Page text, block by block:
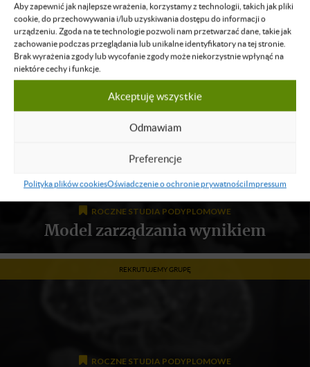
Aby zapewnić jak najlepsze wrażenia, korzystamy z technologii, takich jak pliki
cookie, do przechowywania i/lub uzyskiwania dostępu do informacji o
urządzeniu. Zgoda na te technologie pozwoli nam przetwarzać dane, takie jak
zachowanie podczas przeglądania lub unikalne identyfikatory na tej stronie.
Brak wyrażenia zgody lub wycofanie zgody może niekorzystnie wpłynąć na
niektóre cechy i funkcje.
Akceptuję wszystkie
Odmawiam
Preferencje
Polityka plików cookiesOświadczenie o ochronie prywatnościImpressum
KIERUNEK BIZNES I PRZEDSIĘBIORCZOŚĆ
Studia Magisterskie
ROCZNE STUDIA PODYPLOMOWE
Model zarządzania wynikiem
REKRUTUJEMY GRUPĘ
ROCZNE STUDIA PODYPLOMOWE